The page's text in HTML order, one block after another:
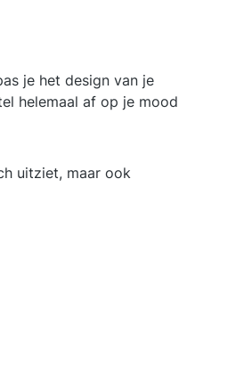
je het design van je
helemaal af op je mood
uitziet, maar ook